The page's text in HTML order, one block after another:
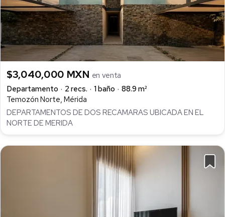
$3,040,000 MXN en venta
Departamento
2 recs. 1 baño
88.9 m²
Temozón Norte, Mérida
DEPARTAMENTOS DE DOS RECAMARAS UBICADA EN EL
NORTE DE MERIDA